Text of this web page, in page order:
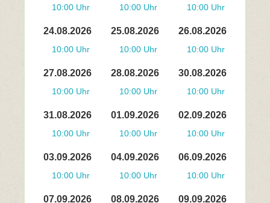
10:00 Uhr 10:00 Uhr 10:00 Uhr
24.08.2026
10:00 Uhr
25.08.2026
10:00 Uhr
26.08.2026
10:00 Uhr
27.08.2026
10:00 Uhr
28.08.2026
10:00 Uhr
30.08.2026
10:00 Uhr
31.08.2026
10:00 Uhr
01.09.2026
10:00 Uhr
02.09.2026
10:00 Uhr
03.09.2026
10:00 Uhr
04.09.2026
10:00 Uhr
06.09.2026
10:00 Uhr
07.09.2026 08.09.2026 09.09.2026